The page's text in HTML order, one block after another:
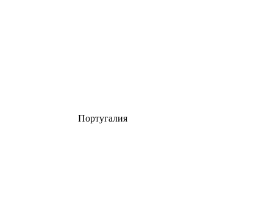
Португалия